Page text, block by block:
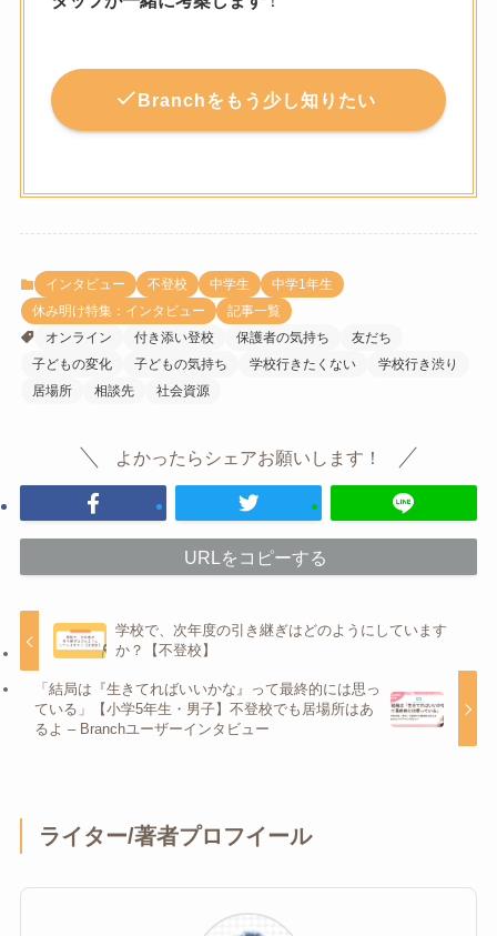
Branchをもう少し知りたい
インタビュー 不登校 中学生
中学1年生
休み明け特集：インタビュー
記事一覧
オンライン
付き添い登校 保護者の気持ち
友だち
子どもの変化
子どもの気持ち 学校行きたくない
学校行き渋り
居場所
相談先 社会資源
よかったらシェアお願いします！
URLをコピーする
学校で、次年度の引き継ぎはどのようにしています
か？【不登校】
「結局は『生きてればいいかな』って最終的には思っ
ている」【小学5年生・男子】不登校でも居場所はあ
るよ – Branchユーザーインタビュー
ライター/著者プロフイール